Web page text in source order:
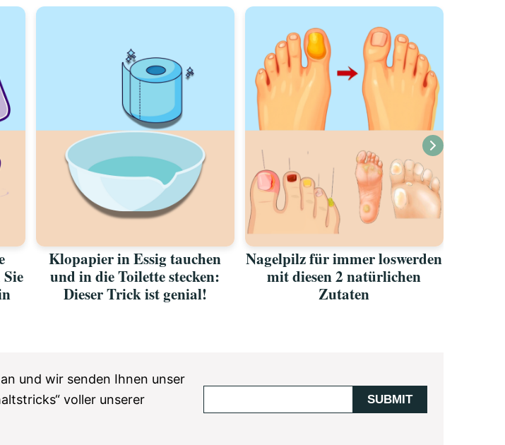
Klopapier in Essig tauchen
und in die Toilette stecken:
Dieser Trick ist genial!
Nagelpilz für immer loswerden
mit diesen 2 natürlichen
Zutaten
und wir senden Ihnen unser
voller unserer